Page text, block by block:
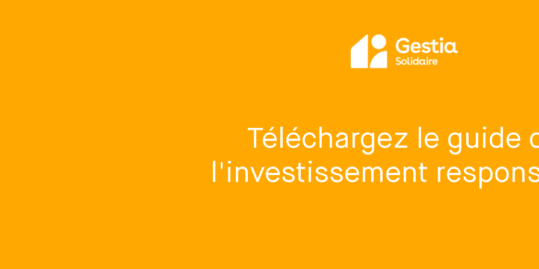
Téléchargez le guide
l'investissement